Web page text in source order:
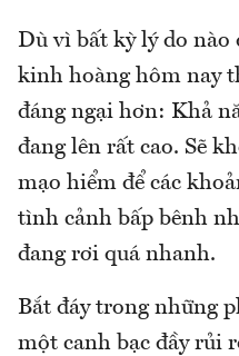
Dù vì bất kỳ lý do nào
kinh hoàng hôm nay
đáng ngại hơn: Khả
đang lên rất cao. Sẽ
mạo hiểm để các
tình cảnh bấp bênh
đang rơi quá nhanh.
Bắt đáy trong những
một canh bạc đầy rủi